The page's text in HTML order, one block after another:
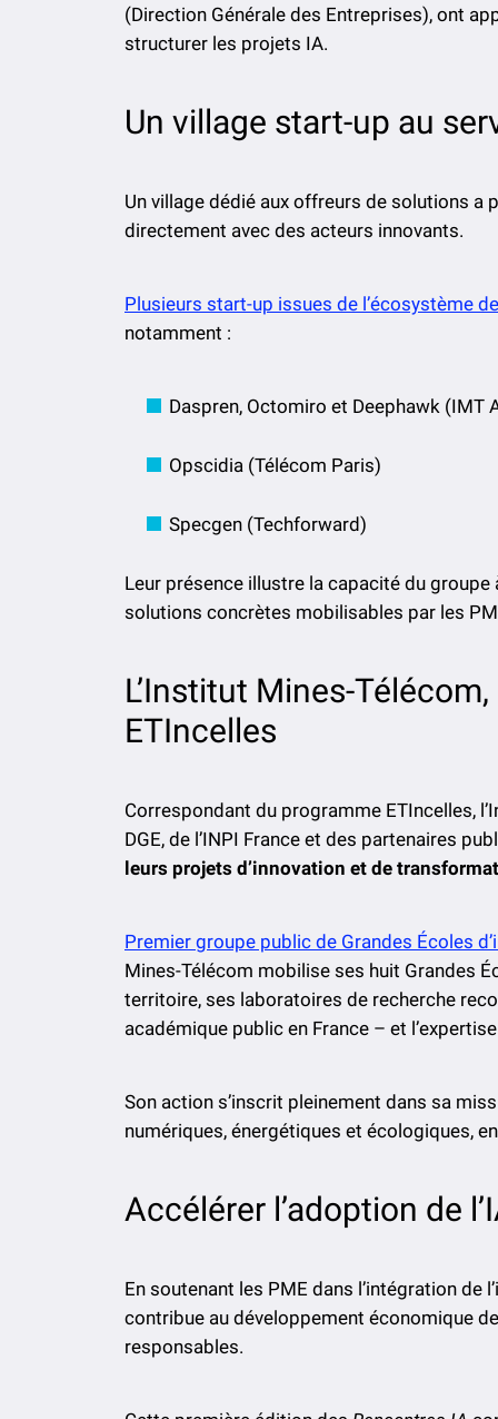
(Direction Générale des Entreprises), ont
structurer les projets IA.
Un village start-up au
Un village dédié aux offreurs de solutions a
directement avec des acteurs innovants.
Plusieurs start-up issues de l’écosystème
notamment :
Daspren, Octomiro et Deephawk (IMT
Opscidia (Télécom Paris)
Specgen (Techforward)
Leur présence illustre la capacité du
solutions concrètes mobilisables par les
L’Institut Mines-
ETIncelles
Correspondant du programme ETIncelles,
DGE, de l’INPI France et des partenaires
leurs projets d’innovation et de
Premier groupe public de Grandes Écoles
Mines-Télécom mobilise ses huit Grandes
territoire, ses laboratoires de recherche
académique public en France – et
Son action s’inscrit pleinement dans sa
numériques, énergétiques et écologiques,
Accélérer l’adoption de
En soutenant les PME dans l’intégration de
contribue au développement économique
responsables.